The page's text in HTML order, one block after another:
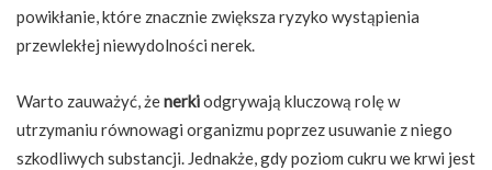
powikłanie, które znacznie zwiększa ryzyko wystąpienia
przewlekłej niewydolności nerek.
Warto zauważyć, żenerkiodgrywają kluczową rolę w
utrzymaniu równowagi organizmu poprzez usuwanie z niego
szkodliwych substancji. Jednakże, gdy poziom cukru we krwi jest